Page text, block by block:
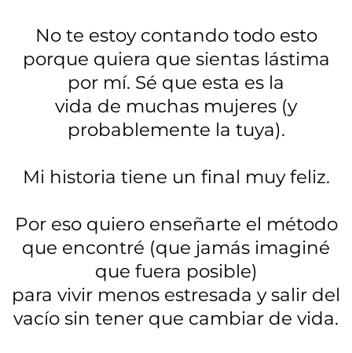
No te estoy contando todo esto
porque quiera que sientas lástima
por mí. Sé que esta es la
vida de muchas mujeres (y
probablemente la tuya).
Mi historia tiene un final muy feliz.
Por eso quiero enseñarte el método
que encontré (que jamás imaginé
que fuera posible)
para vivir menos estresada y salir del
vacío sin tener que cambiar de vida.